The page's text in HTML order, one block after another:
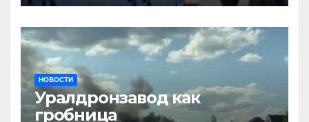
НОВОСТИ
Уралдронзавод как
гробница